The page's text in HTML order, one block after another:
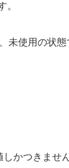
。
未使用の状
かつきませ